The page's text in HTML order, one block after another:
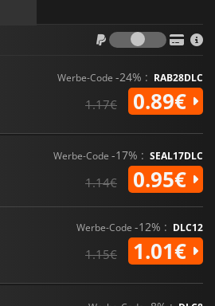
Werbe-Code -24% : RAB28DLC
1.17€ 0.89€
Werbe-Code -17% : SEAL17DLC
1.14€ 0.95€
Werbe-Code -12% : DLC12
1.15€ 1.01€